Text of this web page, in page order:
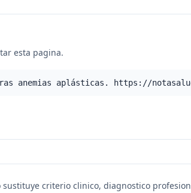
esta pagina.
anemias aplásticas. https://
sustituye criterio clinico, diagnostico